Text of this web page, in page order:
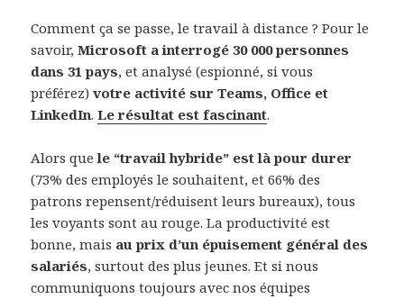
Comment ça se passe, le travail à distance ? Pour le
savoir,Microsoft a interrogé 30 000 personnes
dans 31 pays, et analysé (espionné, si vous
préférez)votre activité sur Teams, Office et
LinkedIn.Le résultat est fascinant.
Alors que le “travail hybride” est là pour durer
(73% des employés le souhaitent, et 66% des
patrons repensent/réduisent leurs bureaux), tous
les voyants sont au rouge. La productivité est
bonne, mais au prix d’un épuisement général des
salariés, surtout des plus jeunes. Et si nous
communiquons toujours avec nos équipes